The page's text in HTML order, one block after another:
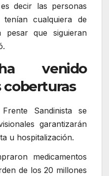
decir las personas
tenían cualquiera de
pesar que siguieran
venido
coberturas
Sandinista se
garantizarán
u hospitalización.
medicamentos
de los 20 millones